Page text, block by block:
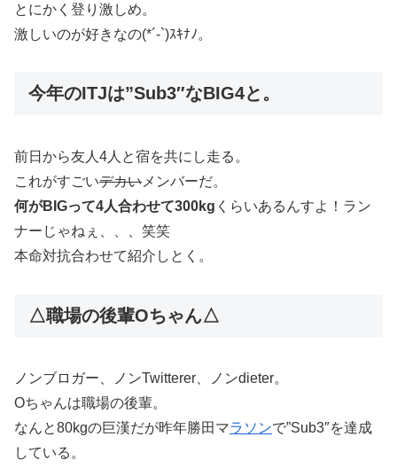
とにかく登り激しめ。
激しいのが好きなの(*´-`)ｽｷﾅﾉ。
今年のITJは”Sub3″なBIG4と。
前日から友人4人と宿を共にし走る。
これがすごいデカい メンバーだ。
何がBIGって4人合わせて300kg くらいあるんすよ！ラン
ナーじゃねぇ、、、笑笑
本命対抗合わせて紹介しとく。
△職場の後輩Oちゃん△
ノンブロガー、ノンTwitterer、ノンdieter。
Oちゃんは職場の後輩。
なんと80kgの巨漢だが昨年勝田マラソンで”Sub3″を達成
している。